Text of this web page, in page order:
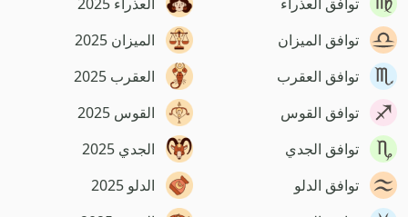
توافق الميزان
توافق العقرب
توافق القوس
توافق الجدي
توافق الدلو
الميزان 2025
العقرب 2025
القوس 2025
الجدي 2025
الدلو 2025